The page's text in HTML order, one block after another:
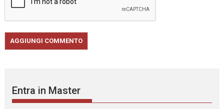
Entra in Master